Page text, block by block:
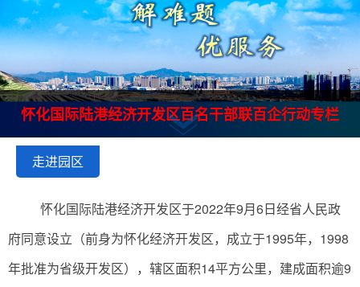
怀化国际陆港经济开发区百名干部联百企行动专栏
走进园区
怀化国际陆港经济开发区于2022年9月6日经省人民政
府同意设立（前身为怀化经济开发区，成立于1995年，1998
年批准为省级开发区），辖区面积14平方公里，建成面积逾9